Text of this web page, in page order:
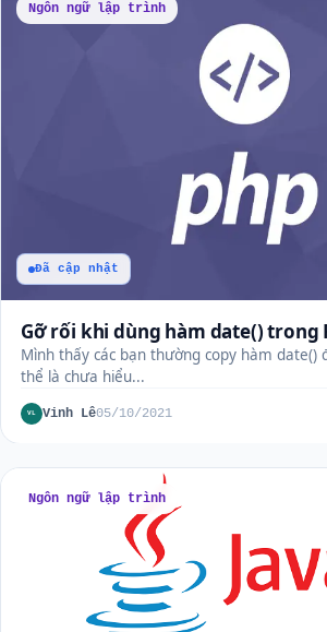
Ngôn ngữ lập trình
Đã cập nhật
Gỡ rối khi dùng hàm date() trong
Mình thấy các bạn thường copy hàm date()
thể là chưa hiểu...
VL Vinh Lê05/10/2021
Ngôn ngữ lập trình